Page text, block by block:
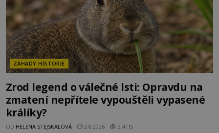
ZÁHADY HISTORIE
Zrod legend o válečné lsti: Opravdu na
zmatení nepřítele vypouštěli vypasené
králíky?
OD HELENA STEJSKALOVÁ 3.8.2026 3.4TIS